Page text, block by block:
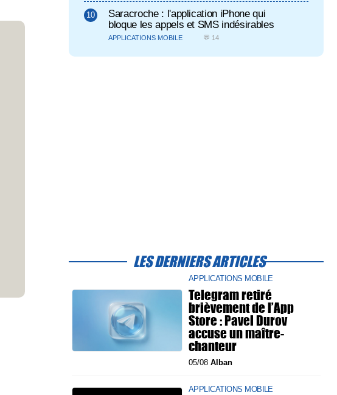
Saracroche : l'application iPhone qui
bloque les appels et SMS indésirables
APPLICATIONS MOBILE 💬 14
LES DERNIERS ARTICLES
APPLICATIONS MOBILE
Telegram retiré
brièvement de l’App
Store : Pavel Durov
accuse un maître-
chanteur
05/08 Alban
APPLICATIONS MOBILE